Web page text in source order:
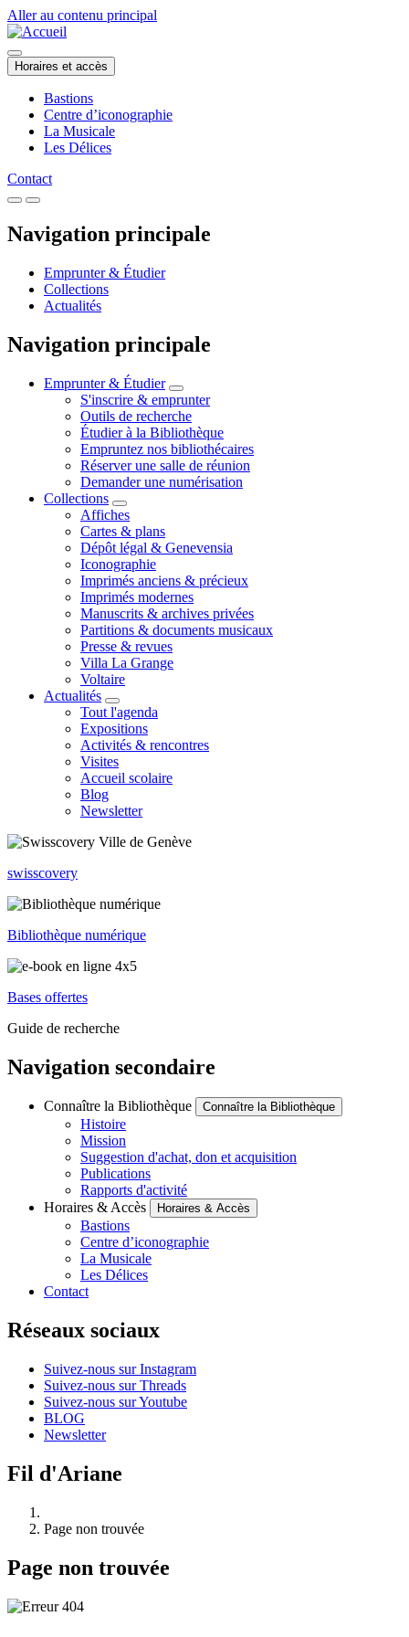
Aller au contenu principal
Horaires et accès
Bastions
Centre d’iconographie
La Musicale
Les Délices
Contact
Navigation principale
Emprunter & Étudier
Collections
Actualités
Navigation principale
Emprunter & Étudier
S'inscrire & emprunter
Outils de recherche
Étudier à la Bibliothèque
Empruntez nos bibliothécaires
Réserver une salle de réunion
Demander une numérisation
Collections
Affiches
Cartes & plans
Dépôt légal & Genevensia
Iconographie
Imprimés anciens & précieux
Imprimés modernes
Manuscrits & archives privées
Partitions & documents musicaux
Presse & revues
Villa La Grange
Voltaire
Actualités
Tout l'agenda
Expositions
Activités & rencontres
Visites
Accueil scolaire
Blog
Newsletter
swisscovery
Bibliothèque numérique
Bases offertes
Guide de recherche
Navigation secondaire
Connaître la Bibliothèque Connaître la Bibliothèque
Histoire
Mission
Suggestion d'achat, don et acquisition
Publications
Rapports d'activité
Horaires & Accès
Horaires & Accès
Bastions
Centre d’iconographie
La Musicale
Les Délices
Contact
Réseaux sociaux
Suivez-nous sur Instagram
Suivez-nous sur Threads
Suivez-nous sur Youtube
BLOG
Newsletter
Fil d'Ariane
Page non trouvée
Page non trouvée